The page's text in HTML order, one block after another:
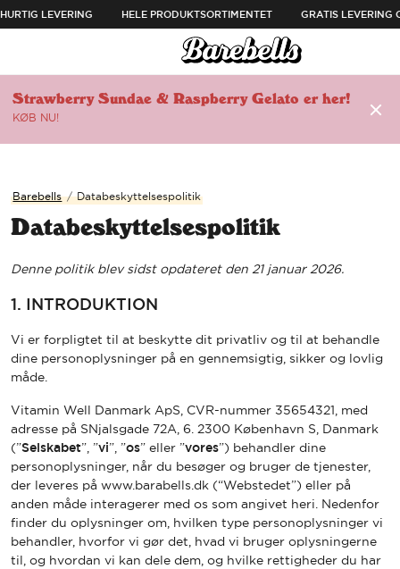
LEVERING HELE PRODUKTSORTIMENTET GRATIS LEVERING
Strawberry Sundae & Raspberry Gelato er her!
KØB NU!
Barebells/Databeskyttelsespolitik
Databeskyttelsespolitik
Denne politik blev sidst opdateret den 21 januar 2026.
1. INTRODUKTION
Vi er forpligtet til at beskytte dit privatliv og til at behandle
dine personoplysninger på en gennemsigtig, sikker og lovlig
måde.
Vitamin Well Danmark ApS, CVR-nummer 35654321, med
adresse på SNjalsgade 72A, 6. 2300 København S, Danmark
(”Selskabet”, ”vi”, ”os” eller ”vores”) behandler dine
personoplysninger, når du besøger og bruger de tjenester,
der leveres på www.barabells.dk (“Webstedet”) eller på
anden måde interagerer med os som angivet heri. Nedenfor
finder du oplysninger om, hvilken type personoplysninger vi
behandler, hvorfor vi gør det, hvad vi bruger oplysningerne
til, og hvordan vi kan dele dem, og hvilke rettigheder du har
menuen